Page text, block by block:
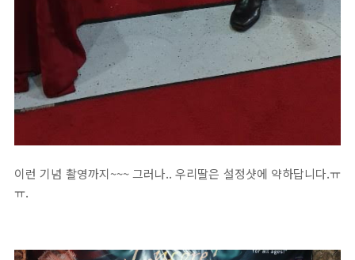
이런 기념 촬영까지~~~ 그러나.. 우리딸은 설정샷에 약하답니다.ㅠ
ㅠ.